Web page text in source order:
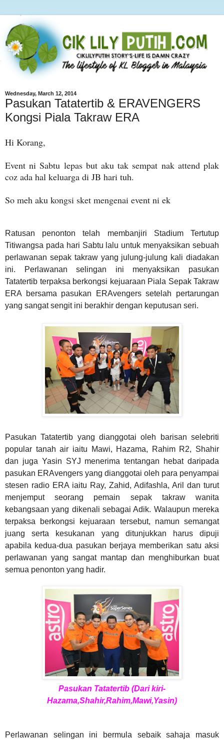
Wednesday, March 12, 2014
Pasukan Tatatertib & ERAVENGERS
Kongsi Piala Takraw ERA
Hi Korang,
Event ni Sabtu lepas but aku tak sempat nak attend plak
coz ada hal keluarga di JB hari tuh.
So meh aku kongsi sket mengenai event ni ek
Ratusan penonton telah membanjiri Stadium Tertutup
Titiwangsa pada hari Sabtu lalu untuk menyaksikan sebuah
perlawanan sepak takraw yang julung-julung kali diadakan
ini. Perlawanan selingan ini menyaksikan pasukan
Tatatertib terpaksa berkongsi kejuaraan Piala Sepak Takraw
ERA bersama pasukan ERAvengers setelah pertarungan
yang sangat sengit ini berakhir dengan keputusan seri.
Pasukan Tatatertib yang dianggotai oleh barisan selebriti
popular tanah air iaitu Mawi, Hazama, Rahim R2, Shahir
dan juga Yasin SYJ menerima tentangan hebat daripada
pasukan ERAvengers yang dianggotai oleh para penyampai
stesen radio ERA iaitu Ray, Zahid, Adifashla, Aril dan turut
menjemput seorang pemain sepak takraw wanita
kebangsaan yang dikenali sebagai Adik. Walaupun mereka
terpaksa berkongsi kejuaraan tersebut, namun semangat
juang serta kesukanan yang ditunjukkan harus dipuji
apabila kedua-dua pasukan berjaya memberikan satu aksi
perlawanan yang sangat mantap dan menghiburkan buat
semua penonton yang hadir.
Pasukan Tatatertib (Dari kiri-
Hazama,Shahir,Rahim,Mawi,Yasin)
Perlawanan selingan ini bermula sebaik sahaja masuk